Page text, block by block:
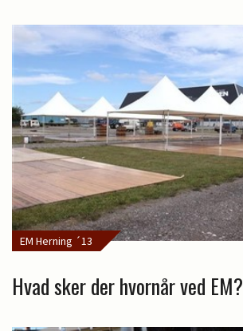
EM Herning ´13
Hvad sker der hvornår ved EM?